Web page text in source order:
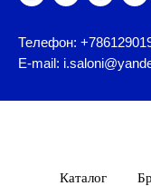
Телефон:
E-mail:
Каталог